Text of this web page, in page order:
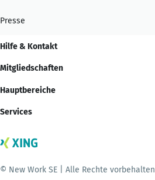
Presse
Hilfe & Kontakt
Mitgliedschaften
Hauptbereiche
Services
© New Work SE | Alle Rechte vorbehalten